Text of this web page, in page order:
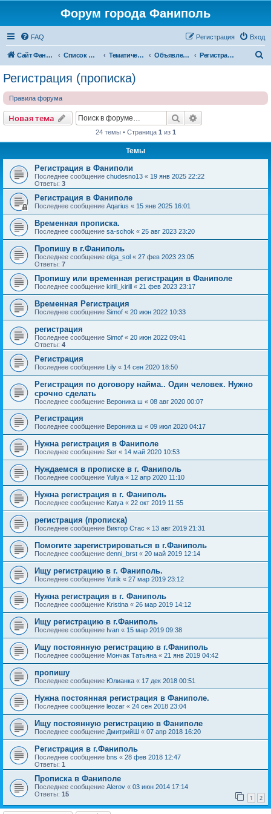
Форум города Фаниполь
FAQ Вход
Регистрация
Сайт Фаниполь OnLine Список форумов Тематические разделы Объявления Регистрация (прописка)
Регистрация (прописка)
Правила форума
Новая тема Поиск
24 темы • Страница 1 из 1
Темы
Регистрация в Фаниполи
Последнее сообщение chudesno13 « 19 янв 2025 22:22
Ответы: 3
Регистрация в Фаниполе
Последнее сообщение Aqarius « 15 янв 2025 16:01
Временная прописка.
Последнее сообщение sa-schok « 25 авг 2023 23:20
Пропишу в г.Фаниполь
Последнее сообщение olga_sol « 27 фев 2023 23:05
Ответы: 7
Пропишу или временная регистрация в Фаниполе
Последнее сообщение kirill_kirill « 21 фев 2023 23:17
Временная Регистрация
Последнее сообщение Simof « 20 июн 2022 10:33
регистрация
Последнее сообщение Simof « 20 июн 2022 09:41
Ответы: 4
Регистрация
Последнее сообщение Lily « 14 сен 2020 18:50
Регистрация по договору найма.. Один человек. Нужно
срочно сделать
Последнее сообщение Вероника ш « 08 авг 2020 00:07
Регистрация
Последнее сообщение Вероника ш « 09 июл 2020 04:17
Нужна регистрация в Фаниполе
Последнее сообщение Ser « 14 май 2020 10:53
Нуждаемся в прописке в г. Фаниполь
Последнее сообщение Yuliya « 12 апр 2020 11:10
Нужна регистрация в г. Фаниполь
Последнее сообщение Katya « 22 окт 2019 11:55
регистрация (прописка)
Последнее сообщение Виктор Стас « 13 авг 2019 21:31
Помогите зарегистрироваться в г.Фаниполь
Последнее сообщение denni_brst « 20 май 2019 12:14
Ищу регистрацию в г. Фаниполь.
Последнее сообщение Yurik « 27 мар 2019 23:12
Нужна регистрация в г. Фаниполь
Последнее сообщение Kristina « 26 мар 2019 14:12
Ищу регистрацию в г.Фаниполь
Последнее сообщение Ivan « 15 мар 2019 09:38
Ищу постоянную регистрацию в г.Фаниполь
Последнее сообщение Мончак Татьяна « 21 янв 2019 04:42
пропишу
Последнее сообщение Юлианка « 17 дек 2018 00:51
Нужна постоянная регистрация в Фаниполе.
Последнее сообщение leozar « 24 сен 2018 23:04
Ищу постоянную регистрацию в Фаниполе
Последнее сообщение ДмитрийШ « 07 апр 2018 16:20
Регистрация в г.Фаниполь
Последнее сообщение bns « 28 фев 2018 12:47
Ответы: 1
Прописка в Фаниполе
Последнее сообщение Alerov « 03 июн 2014 17:14
Ответы: 15 1 2